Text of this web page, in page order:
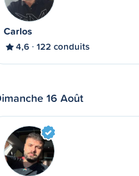
Carlos
4,6 122 conduits
16 Août